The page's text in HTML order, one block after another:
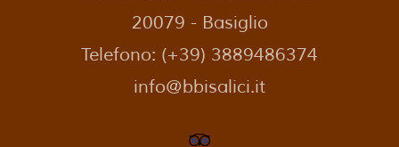
20079 - Basiglio
Telefono: (+39) 3889486374
info@bbisalici.it